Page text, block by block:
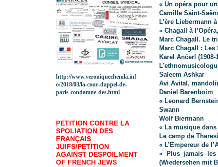
« Un opéra pour
Camille Saint-
L’ère Liebermann
« Chagall à
Marc Chagall. Le
Marc Chagall :
Karel Ančerl
Saleem Ashkar
Avi Avital,
Daniel Barenboim
« Leonard
Swann
Wolf Biermann
« La musique
Le camp de
« L’Empereur de
« Plus jamais les
(Wiedersehen mit
http://www.veroniquechemla.inf
o/2018/03/la-cour-dappel-de-
paris-condamne-des.html
PETITION CONTRE LA
SPOLIATION DES
FRANÇAIS
JUIFS/PETITION
AGAINST DESPOILMENT
OF FRENCH JEWS